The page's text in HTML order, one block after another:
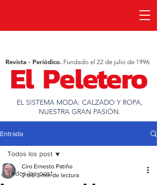
EL SISTEMA MODA: CALZADO Y ROPA,
NUESTRA GRAN PASIÓN.
Revista - Periódico. Fundado el 22 de julio de 1996
Entrada
Todos los post
Todos los post
Ciro Ernesto Patiño
2 feb 3 min de lectura